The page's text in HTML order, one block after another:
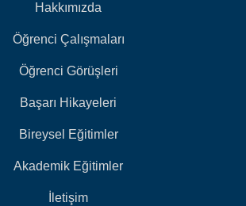
Hakkımızda
Öğrenci Çalışmaları
Öğrenci Görüşleri
Başarı Hikayeleri
Bireysel Eğitimler
Akademik Eğitimler
İletişim